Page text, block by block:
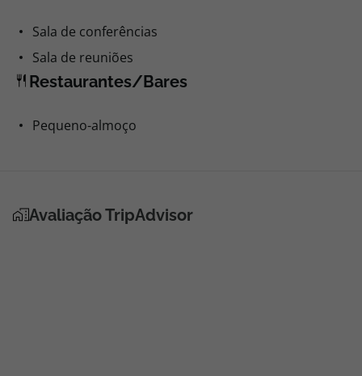
Sala de conferências
Sala de reuniões
Restaurantes/Bares
Pequeno-almoço
Avaliação TripAdvisor